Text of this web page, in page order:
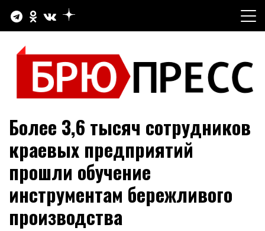
содержимому
БРЮПРЕСС
Официальный сайт газеты "Брюховецкие новости"
Более 3,6 тысяч сотрудников
краевых предприятий
прошли обучение
инструментам бережливого
производства